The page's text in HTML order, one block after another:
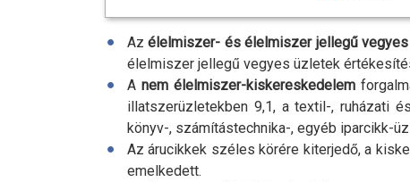
Azélelmiszer- és élelmiszer jellegű
élelmiszer jellegű vegyes üzletek
Anem élelmiszer-kiskereskedelem
illatszerüzletekben 9,1, a textil-, ruházati
könyv-, számítástechnika-, egyéb iparcikk-
Az árucikkek széles körére kiterjedő, a
emelkedett.